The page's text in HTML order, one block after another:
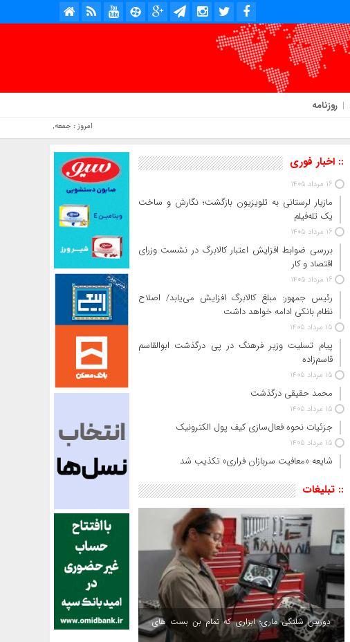
روزنامه
امروز : جمعه, ۱۶ مرداد , ۱۴۰۵ .::. برابر با : Friday, 7 August , 2026 .::. اخبار منتشر شده : 3 خبر
:: اخبار فوری
16 مرداد 1405
مازیار لرستانی به تلویزیون بازگشت؛ نگارش و ساخت
یک تله‌فیلم
16 مرداد 1405
بررسی ضوابط افزایش اعتبار کالابرگ در نشست وزرای
اقتصاد و کار
16 مرداد 1405
رئیس‌ جمهور: مبلغ کالابرگ افزایش می‌یابد/ اصلاح
نظام بانکی ادامه خواهد داشت
15 مرداد 1405
پیام تسلیت وزیر فرهنگ در پی درگذشت ابوالقاسم
قاسم‌زاده
15 مرداد 1405
محمد حقیقی درگذشت
15 مرداد 1405
جزئیات نحوه فعال‌سازی کیف پول الکترونیک
15 مرداد 1405
شایعه «معافیت سربازان فراری» تکذیب شد
:: تبلیغات
دوربین شلنگی ماری؛ ابزاری که تمام بن بست های